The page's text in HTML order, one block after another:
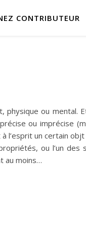
CONTRIBUTEUR
physique ou mental.
ou imprécise
l’esprit un certain
ou l’un des
au moins…